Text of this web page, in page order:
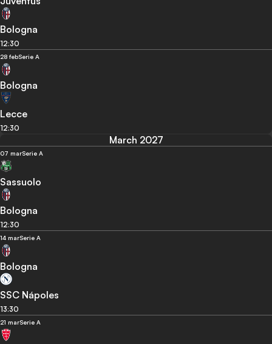
Bologna
12:30
28 febSerie A
Bologna
Lecce
12:30
March 2027
07 marSerie A
Sassuolo
Bologna
12:30
14 marSerie A
Bologna
SSC Nápoles
13:30
21 marSerie A